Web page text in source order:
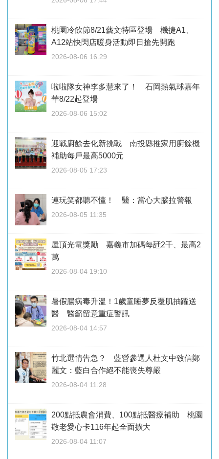
桃園冷飲節8/21藝文特區登場 機捷A1、
A12站快閃店暖身活動即日搶先開跑
2026-08-06 16:29
啦啦隊女神李多慧來了！ 石岡熱氣球嘉年
華8/22起登場
2026-08-06 15:02
迎戰廚餘去化新挑戰 南投縣推家用廚餘機
補助每戶最高5000元
2026-08-05 17:23
連玩笑都聽不懂！ 醫：當心大腦拉警報
2026-08-05 11:35
屋頂光電獎勵 嘉義市加碼每瓩2千、最高2
萬
2026-08-04 19:10
暑假腸病毒升溫！1歲童睡夢反覆肌抽躍送
醫 醫籲留意重症警訊
2026-08-04 14:57
竹北選情告急？ 藍營參選人杜文中致信鄭
麗文：藍白合作絕不能喪失尊嚴
2026-08-04 11:28
200點抵農會消費、100點抵醫療補助 桃園
敬老愛心卡116年起全面擴大
2026-08-04 11:07